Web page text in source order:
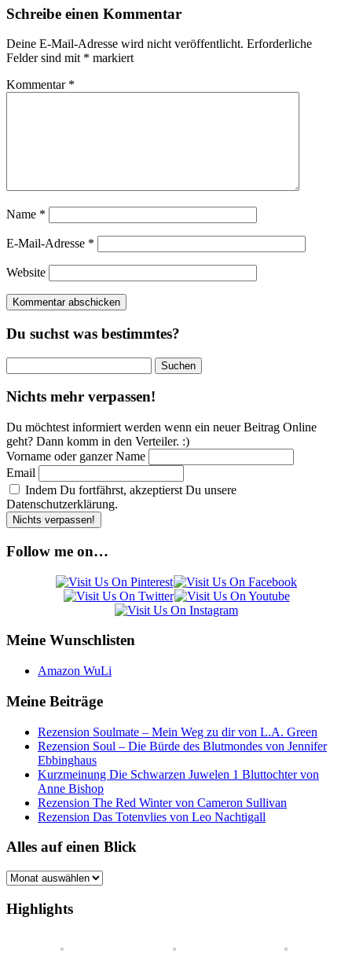
Schreibe einen Kommentar
Deine E-Mail-Adresse wird nicht veröffentlicht. Erforderliche
Felder sind mit * markiert
Kommentar *
Name *
E-Mail-Adresse *
Website
Du suchst was bestimmtes?
nach:
Nichts mehr verpassen!
Du möchtest informiert werden wenn ein neuer Beitrag Online
geht? Dann komm in den Verteiler. :)
Vorname oder ganzer Name
Email
Indem Du fortfährst, akzeptierst Du unsere
Datenschutzerklärung.
Follow me on…
Meine Wunschlisten
Amazon WuLi
Meine Beiträge
Rezension Soulmate – Mein Weg zu dir von L.A. Green
Rezension Soul – Die Bürde des Blutmondes von Jennifer
Ebbinghaus
Kurzmeinung Die Schwarzen Juwelen 1 Bluttochter von
Anne Bishop
Rezension The Red Winter von Cameron Sullivan
Rezension Das Totenvlies von Leo Nachtigall
Alles auf einen Blick
Alles
einen
Blick
Highlights